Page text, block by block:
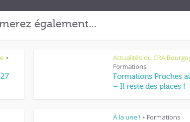
également...
• Actualités du CRA
Formations
Formations Proches
– Il reste des places !
À la une ! • Formations